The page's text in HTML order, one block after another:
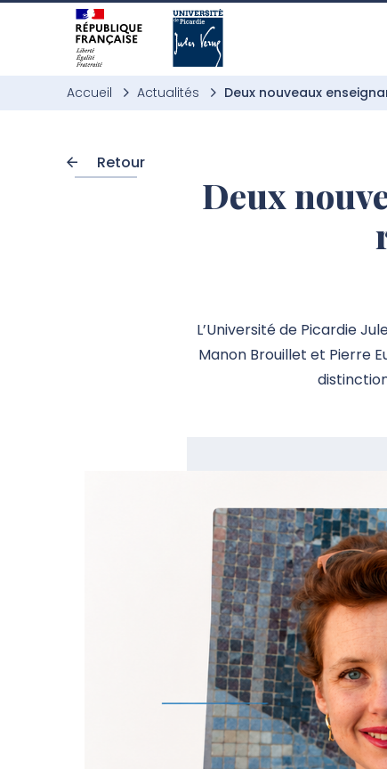
Aller à l’entête de page
Aller au menu principale
Aller au contenu principal
Aller à la recherche
Passer aux cookies
Aller au pied de page
Accueil Actualités Deux nouveaux
Retour
Deux
L’Université de Picardie
Manon Brouillet et Pierre